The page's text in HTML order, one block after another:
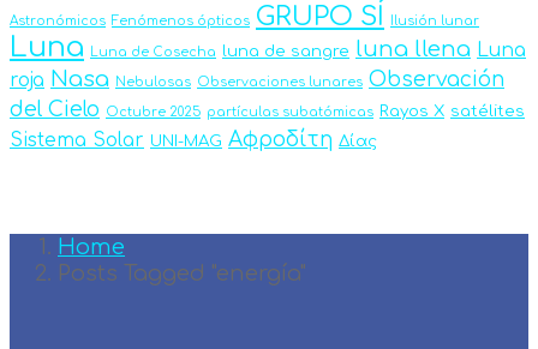
Astronómicos Fenómenos ópticos GRUPO SÍ Ilusión lunar
Luna Luna de Cosecha luna de sangre luna llena Luna
roja Nasa Nebulosas Observaciones lunares Observación
del Cielo
Octubre 2025 partículas subatómicas Rayos X satélites
Sistema Solar UNI-MAG Αφροδίτη Δίας
Home
Posts Tagged "energía"